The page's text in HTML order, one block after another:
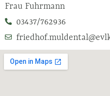
Frau Fuhrmann
03437/762936